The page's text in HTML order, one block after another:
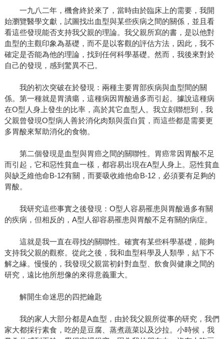
一九八二年，機會終於來了，當時由於臨床上的需要，我開
始瀏覽醫學文獻，試圖找出血型與某些疾病之間的關係，並且看
看這些發現能否支持我父親的理論。我父親所寫的書，是以他對
血型的主觀印象為基礎，而不是以客觀的評估方法，因此，我不
確定是否能為他的理論，找到任何科學基礎。然而，我後來對於
自己的發現，感到驚異不已。
我的初次突破在於發現：兩種主要胃部疾病與血型間的關
係。第一種就是胃潰瘍，這種病因胃酸過多而引起。據說這種病
在O型人身上發生的比率，高於其它血型人。我立刻聯想到，我
父親曾發現O型病人善於消化肉類與蛋白質，而這些都是需要更
多胃酸來幫助消化的食物。
第二個發現是血型與胃癌之間的關聯性。胃癌常因胃酸不足
而引起，它和惡性貧血一樣，都容易出現在A型人身上。惡性貧血
與缺乏維他命B-12有關，而要吸收維他命B-12，必須要有足夠的
胃酸。
我研究這些事實之後發現：O型人容易罹患與胃酸過多有關
的疾病，但相反的，A型人卻容易罹患與胃酸不足有關的病症。
這就是我一直在尋找的關聯性。確實有某些科學基礎，能夠
支持我父親的觀察。從此之後，我和血型科學及人類學，結下不
解之緣。慢慢的，我發現父親當初針對血型、飲食與健康之間的
研究，遠比他所想像的來得意義重大。
解開生命迷思的四把鑰匙
我的家人大部分都是A血型，由於我父親所從事的研究，我們
家大都採行素食，吃的是豆腐、蒸煮蔬菜以及沙拉。小時候，我